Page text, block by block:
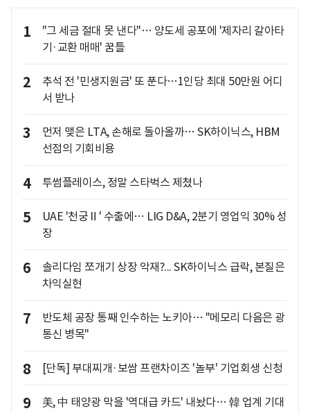
1
"그 세금 절대 못 낸다"… 양도세 공포에 '제자리 갈아타
기·교환 매매' 꿈틀
2
추석 전 '민생지원금' 또 푼다…1인당 최대 50만원 어디
서 받나
3
먼저 맺은 LTA, 손해로 돌아올까… SK하이닉스, HBM
선점의 기회비용
4 투썸플레이스, 정말 스타벅스 제쳤나
5
UAE '천궁Ⅱ' 수출에… LIG D&A, 2분기 영업익 30% 성
장
6
솔리다임 쪼개기 상장 악재?... SK하이닉스 급락, 본질은
차익실현
7
반도체 공장 통째 인수하는 노키아… "메모리 다음은 광
통신 병목"
8 [단독] 부대찌개·보쌈 프랜차이즈 '놀부' 기업회생 신청
9
美, 中 태양광 막을 '역대급 카드' 내놨다… 韓 업계 기대